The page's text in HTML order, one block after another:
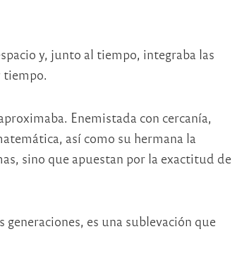
y, junto al tiempo, integraba las
tiempo.
Enemistada con cercanía,
así como su hermana la
sino que apuestan por la exactitud de
es una sublevación que